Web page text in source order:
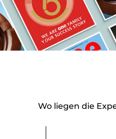
Wo liegen die